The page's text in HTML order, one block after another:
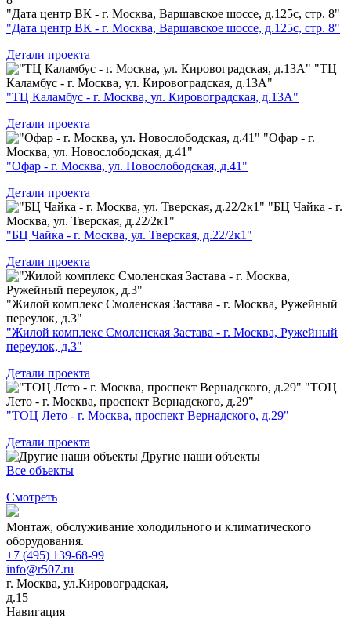
"Дата центр ВК - г. Москва, Варшавское шоссе, д.125с, стр. 8"
"Дата центр ВК - г. Москва, Варшавское шоссе, д.125с, стр. 8"
Детали проекта
"ТЦ
Каламбус - г. Москва, ул. Кировоградская, д.13А"
"ТЦ Каламбус - г. Москва, ул. Кировоградская, д.13А"
Детали проекта
"Офар - г.
Москва, ул. Новослободская, д.41"
"Офар - г. Москва, ул. Новослободская, д.41"
Детали проекта
"БЦ Чайка - г.
Москва, ул. Тверская, д.22/2к1"
"БЦ Чайка - г. Москва, ул. Тверская, д.22/2к1"
Детали проекта
"Жилой комплекс Смоленская Застава - г. Москва, Ружейный
переулок, д.3"
"Жилой комплекс Смоленская Застава - г. Москва, Ружейный
переулок, д.3"
Детали проекта
"ТОЦ
Лето - г. Москва, проспект Вернадского, д.29"
"ТОЦ Лето - г. Москва, проспект Вернадского, д.29"
Детали проекта
Другие наши объекты
Все объекты
Смотреть
Монтаж, обслуживание холодильного и климатического
оборудования.
+7 (495) 139-68-99
info@r507.ru
г. Москва, ул.Кировоградская,
д.15
Навигация